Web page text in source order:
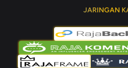
JARINGAN